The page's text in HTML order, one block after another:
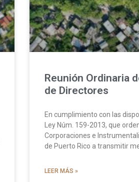
Reunión Ordinaria
de Directores
En cumplimiento con las
Ley Núm. 159-2013, que
Corporaciones e
de Puerto Rico a transmitir
LEER MÁS »